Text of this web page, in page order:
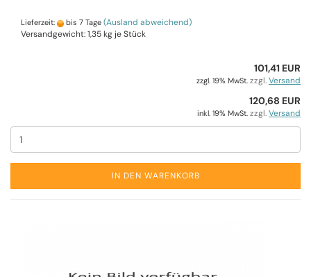
Lieferzeit: bis 7 Tage (Ausland abweichend)
Versandgewicht:1,35kg je Stück
101,41 EUR
zzgl. 19% MwSt. zzgl.Versand
120,68 EUR
inkl. 19% MwSt. zzgl.Versand
IN DEN WARENKORB